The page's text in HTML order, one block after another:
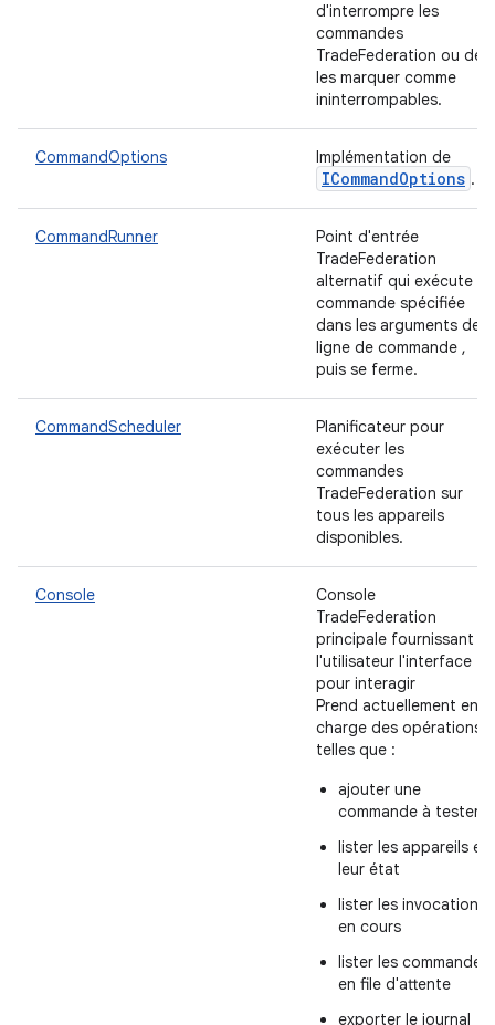
d'interrompre les
commandes
TradeFederation ou de
les marquer comme
ininterrompables.
CommandOptions Implémentation de
ICommandOptions .
CommandRunner
Point d'entrée
TradeFederation
alternatif qui exécute la
commande spécifiée
dans les arguments de
ligne de commande ,
puis se ferme.
CommandScheduler
Planificateur pour
exécuter les
commandes
TradeFederation sur
tous les appareils
disponibles.
Console
Console
TradeFederation
principale fournissant à
l'utilisateur l'interface
pour interagir
Prend actuellement en
charge des opérations
telles que :
ajouter une
commande à tester
lister les appareils et
leur état
lister les invocations
en cours
lister les commandes
en file d'attente
exporter le journal